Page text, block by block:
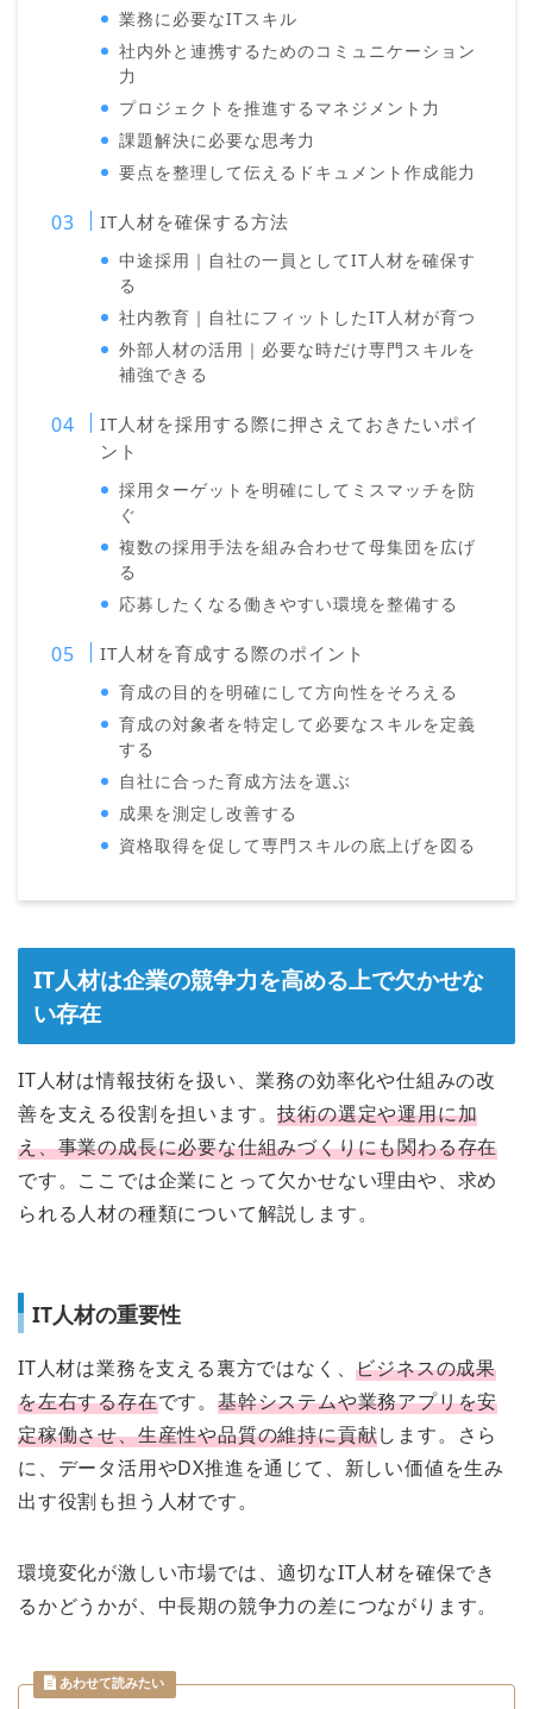
業務に必要なITスキル
社内外と連携するためのコミュニケーション
力
プロジェクトを推進するマネジメント力
課題解決に必要な思考力
要点を整理して伝えるドキュメント作成能力
IT人材を確保する方法
中途採用｜自社の一員としてIT人材を確保す
る
社内教育｜自社にフィットしたIT人材が育つ
外部人材の活用｜必要な時だけ専門スキルを
補強できる
IT人材を採用する際に押さえておきたいポイ
ント
採用ターゲットを明確にしてミスマッチを防
ぐ
複数の採用手法を組み合わせて母集団を広げ
る
応募したくなる働きやすい環境を整備する
IT人材を育成する際のポイント
育成の目的を明確にして方向性をそろえる
育成の対象者を特定して必要なスキルを定義
する
自社に合った育成方法を選ぶ
成果を測定し改善する
資格取得を促して専門スキルの底上げを図る
IT人材は企業の競争力を高める上で欠かせな
い存在
IT人材は情報技術を扱い、業務の効率化や仕組みの改
善を支える役割を担います。技術の選定や運用に加
え、事業の成長に必要な仕組みづくりにも関わる存在
です。ここでは企業にとって欠かせない理由や、求め
られる人材の種類について解説します。
IT人材の重要性
IT人材は業務を支える裏方ではなく、ビジネスの成果
を左右する存在です。基幹システムや業務アプリを安
定稼働させ、生産性や品質の維持に貢献します。さら
に、データ活用やDX推進を通じて、新しい価値を生み
出す役割も担う人材です。
環境変化が激しい市場では、適切なIT人材を確保でき
るかどうかが、中長期の競争力の差につながります。